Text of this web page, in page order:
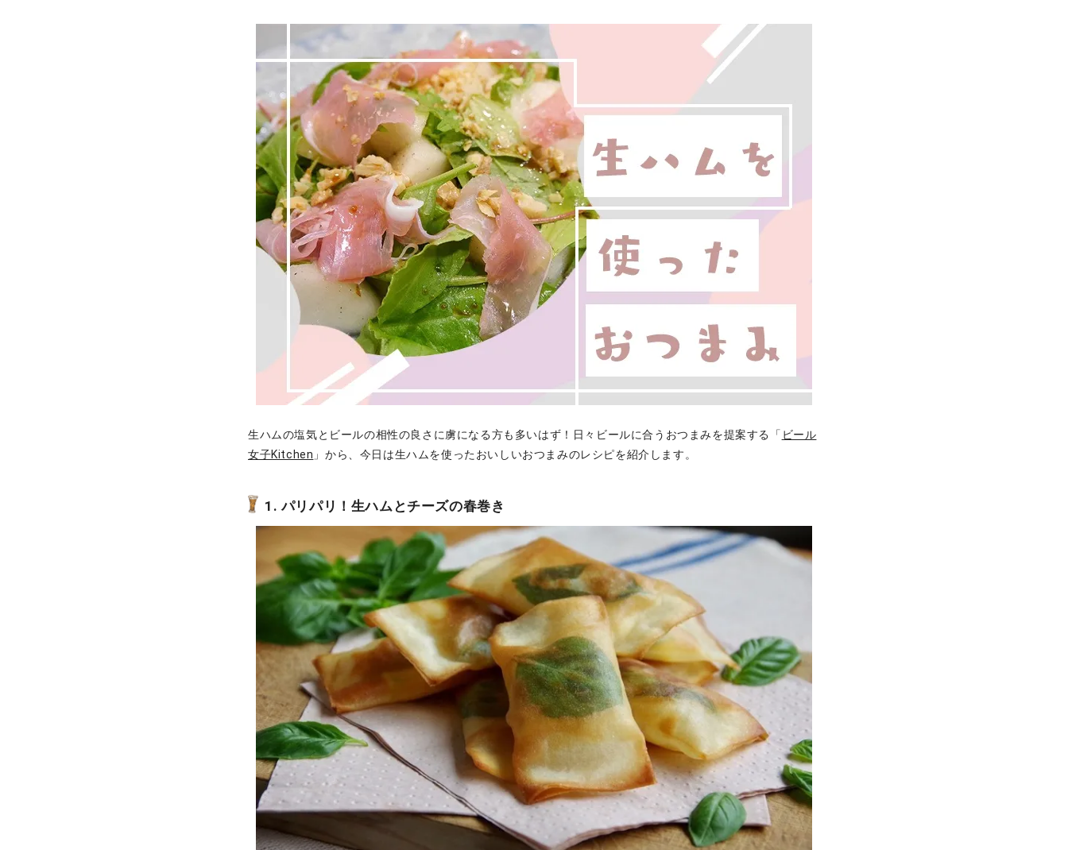
生ハムの塩気とビールの相性の良さに虜になる方も多いはず！日々ビールに合うおつまみを提案する「 ビール
女子Kitchen 」から、今日は生ハムを使ったおいしいおつまみのレシピを紹介します。
1. パリパリ！生ハムとチーズの春巻き